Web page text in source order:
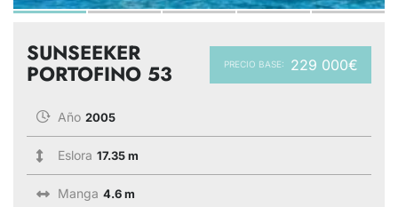
PRECIO BASE: 229 000€
SUNSEEKER
PORTOFINO 53
Año 2005
Eslora 17.35 m
Manga 4.6 m